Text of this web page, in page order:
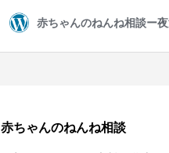
赤ちゃんのねんね相談